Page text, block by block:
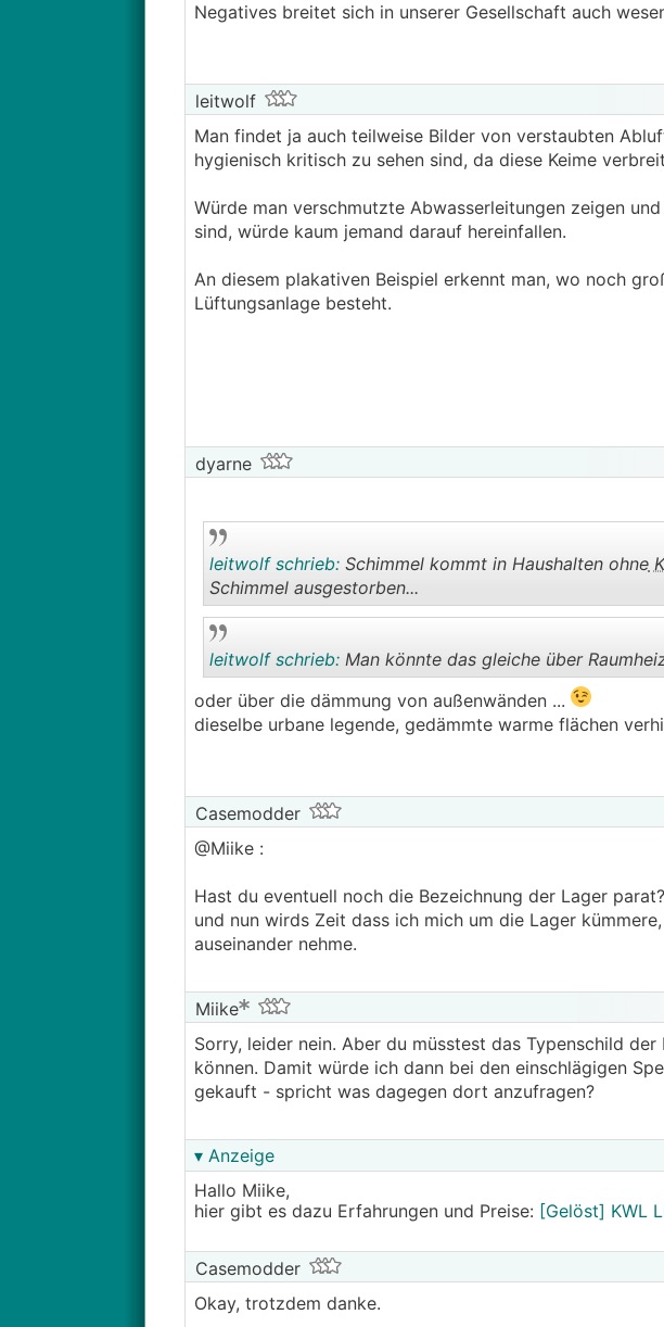
Negatives breitet sich in unserer Gesellschaft auch
leitwolf
Man findet ja auch teilweise Bilder von verstaubten
hygienisch kritisch zu sehen sind, da diese Keime
Würde man verschmutzte Abwasserleitungen zeigen
sind, würde kaum jemand darauf hereinfallen.
An diesem plakativen Beispiel erkennt man, wo noch
Lüftungsanlage besteht.
dyarne
.
leitwolf schrieb:Schimmel kommt in Haushalten ohne
Schimmel ausgestorben...
leitwolf schrieb:Man könnte das gleiche über
oder über die dämmung von außenwänden ...
dieselbe urbane legende, gedämmte warme flächen
Casemodder
@­Miike :
Hast du eventuell noch die Bezeichnung der Lager
und nun wirds Zeit dass ich mich um die Lager
auseinander nehme.
Miike
Sorry, leider nein. Aber du müsstest das Typenschild
können. Damit würde ich dann bei den einschlägigen
gekauft - spricht was dagegen dort anzufragen?
▾ Anzeige
Hallo Miike,
hier gibt es dazu Erfahrungen und Preise: [Gelöst] KWL
Casemodder
Okay, trotzdem danke.